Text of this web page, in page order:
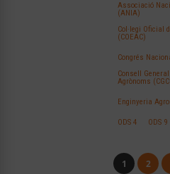
Associació
(ANIA)
Col·legi Oficial
(COEAC)
Congrés
Consell
Agrònoms
Enginyeria
ODS 4 ODS 9
1 2